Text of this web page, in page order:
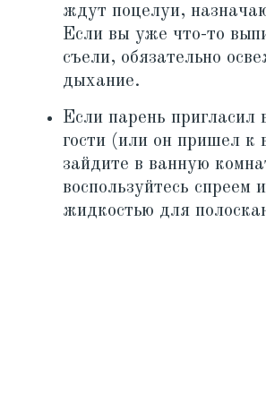
ждут поцелуи,
Если вы уже что-то
съели, обязательно
дыхание.
Если парень пригласил
гости (или он пришел к
зайдите в ванную
воспользуйтесь спреем
жидкостью для